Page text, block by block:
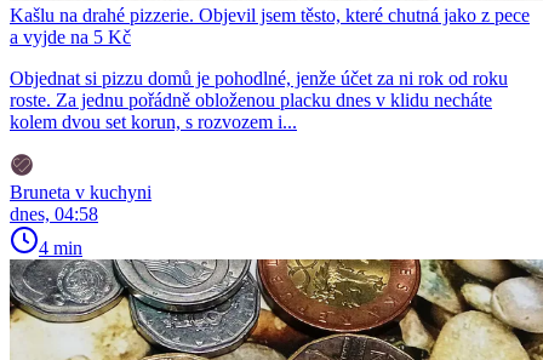
Kašlu na drahé pizzerie. Objevil jsem těsto, které chutná jako z pece
a vyjde na 5 Kč
Objednat si pizzu domů je pohodlné, jenže účet za ni rok od roku
roste. Za jednu pořádně obloženou placku dnes v klidu necháte
kolem dvou set korun, s rozvozem i...
Bruneta v kuchyni
dnes, 04:58
4 min